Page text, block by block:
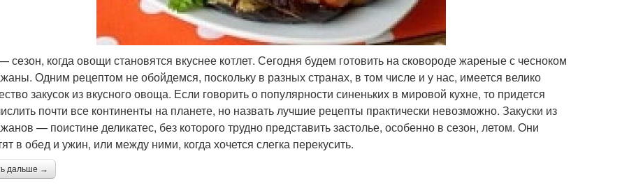
сезон, когда овощи становятся вкуснее котлет. Сегодня будем готовить на сковороде жареные с чесноком
Одним рецептом не обойдемся, поскольку в разных странах, в том числе и у нас, имеется велико
закусок из вкусного овоща. Если говорить о популярности синеньких в мировой кухне, то придется
почти все континенты на планете, но назвать лучшие рецепты практически невозможно. Закуски из
— поистине деликатес, без которого трудно представить застолье, особенно в сезон, летом. Они
в обед и ужин, или между ними, когда хочется слегка перекусить.
дальше →